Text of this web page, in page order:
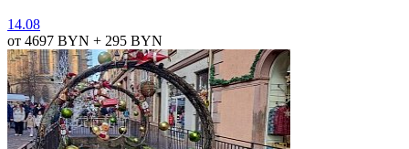
14.08
от 4697 BYN + 295 BYN